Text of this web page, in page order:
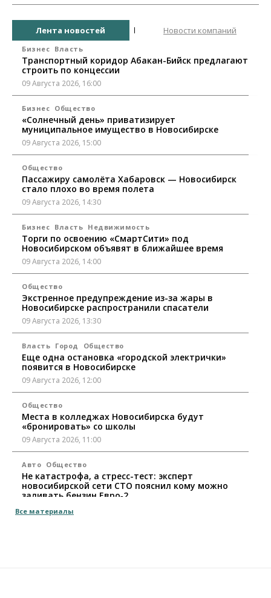
Лента новостей Новости компаний
Бизнес Власть
Транспортный коридор Абакан-Бийск предлагают
строить по концессии
09 Августа 2026, 16:00
Бизнес Общество
«Солнечный день» приватизирует
муниципальное имущество в Новосибирске
09 Августа 2026, 15:00
Общество
Пассажиру самолёта Хабаровск — Новосибирск
стало плохо во время полета
09 Августа 2026, 14:30
Бизнес Власть Недвижимость
Торги по освоению «СмартСити» под
Новосибирском объявят в ближайшее время
09 Августа 2026, 14:00
Общество
Экстренное предупреждение из-за жары в
Новосибирске распространили спасатели
09 Августа 2026, 13:30
Власть Город Общество
Еще одна остановка «городской электрички»
появится в Новосибирске
09 Августа 2026, 12:00
Общество
Места в колледжах Новосибирска будут
«бронировать» со школы
09 Августа 2026, 11:00
Авто Общество
Не катастрофа, а стресс-тест: эксперт
новосибирской сети СТО пояснил кому можно
заливать бензин Евро‑2
09 Августа 2026, 10:00
Все материалы